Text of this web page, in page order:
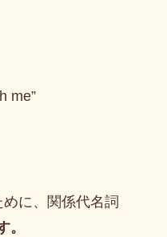
me”
に、関係代名詞
。